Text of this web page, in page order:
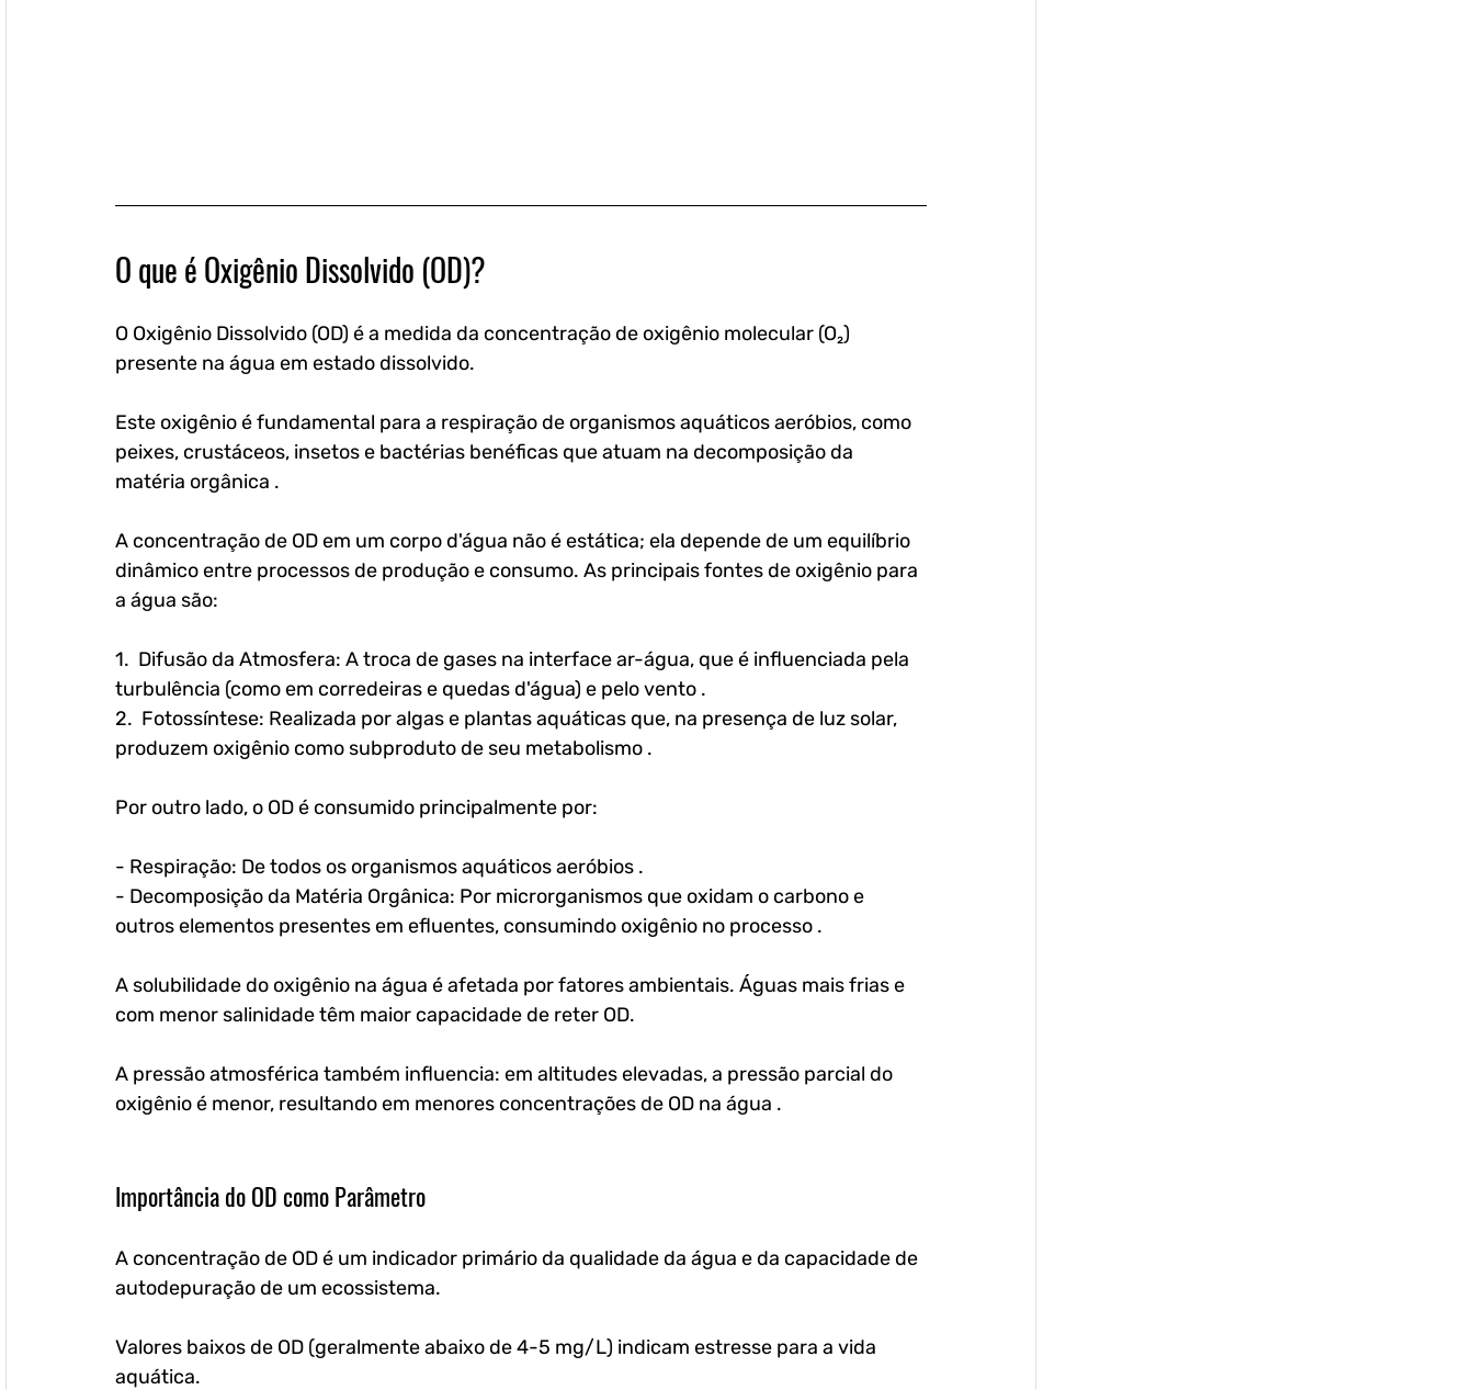
O que é Oxigênio Dissolvido (OD)?
O Oxigênio Dissolvido (OD) é a medida da concentração de oxigênio molecular (O₂)
presente na água em estado dissolvido.
Este oxigênio é fundamental para a respiração de organismos aquáticos aeróbios, como
peixes, crustáceos, insetos e bactérias benéficas que atuam na decomposição da
matéria orgânica .
A concentração de OD em um corpo d'água não é estática; ela depende de um equilíbrio
dinâmico entre processos de produção e consumo. As principais fontes de oxigênio para
a água são:
1.  Difusão da Atmosfera: A troca de gases na interface ar-água, que é influenciada pela
turbulência (como em corredeiras e quedas d'água) e pelo vento .
2.  Fotossíntese: Realizada por algas e plantas aquáticas que, na presença de luz solar,
produzem oxigênio como subproduto de seu metabolismo .
Por outro lado, o OD é consumido principalmente por:
- Respiração: De todos os organismos aquáticos aeróbios .
- Decomposição da Matéria Orgânica: Por microrganismos que oxidam o carbono e
outros elementos presentes em efluentes, consumindo oxigênio no processo .
A solubilidade do oxigênio na água é afetada por fatores ambientais. Águas mais frias e
com menor salinidade têm maior capacidade de reter OD.
A pressão atmosférica também influencia: em altitudes elevadas, a pressão parcial do
oxigênio é menor, resultando em menores concentrações de OD na água .
Importância do OD como Parâmetro
A concentração de OD é um indicador primário da qualidade da água e da capacidade de
autodepuração de um ecossistema.
Valores baixos de OD (geralmente abaixo de 4-5 mg/L) indicam estresse para a vida
aquática.